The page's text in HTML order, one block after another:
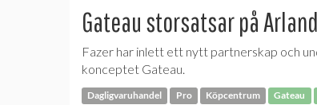
Gateau storsatsar på
Fazer har inlett ett nytt partnerskap och
konceptet Gateau.
Dagligvaruhandel Pro Köpcentrum Gateau